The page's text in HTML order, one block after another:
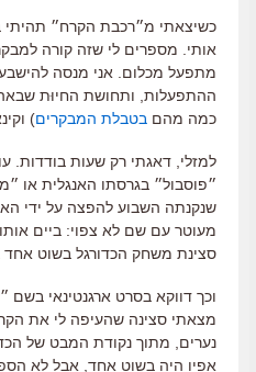
כשיצאתי מ״רכבת הקרח״ תהיתי
אותי. מספרים לי שזה קורה
מתפעל מכלום. אני מנסה
ההתפעלות, ותחושת החיוּת
כמה מהם בטבלת המבקרים)
למזלי, דאגתי רק שעות בודדות.
״פוסבול״ בגרסתו האנגלית או
שנקנתה השבוע להפצה על ידי
מעוטר עם שם לא צפוי: ביים
סצינת משחק הכדורגל בשוט
וכך דווקא בסרט ארגנטינאי
מצאתי סצינה שהעיפה לי את
נערים, מתוך נקודת המבט של
אפיו היה בשוט אחד, אבל לא